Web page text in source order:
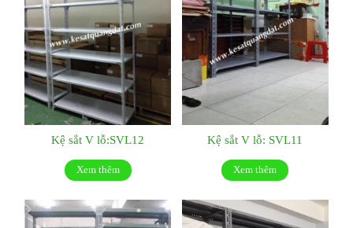
Kệ sắt V lỗ:SVL12
Xem thêm
Kệ sắt V lỗ: SVL11
Xem thêm